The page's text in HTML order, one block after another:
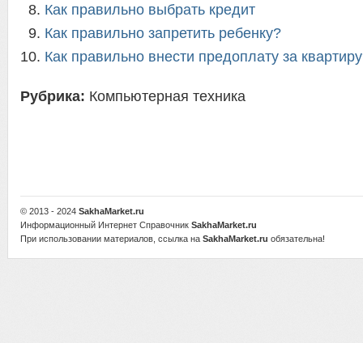
Как правильно выбрать кредит
Как правильно запретить ребенку?
Как правильно внести предоплату за
Рубрика: Компьютерная техника
© 2013 - 2024 SakhaMarket.ru
Информационный Интернет Справочник SakhaMarket.ru
При использовании материалов, ссылка на SakhaMarket.ru обязательна!